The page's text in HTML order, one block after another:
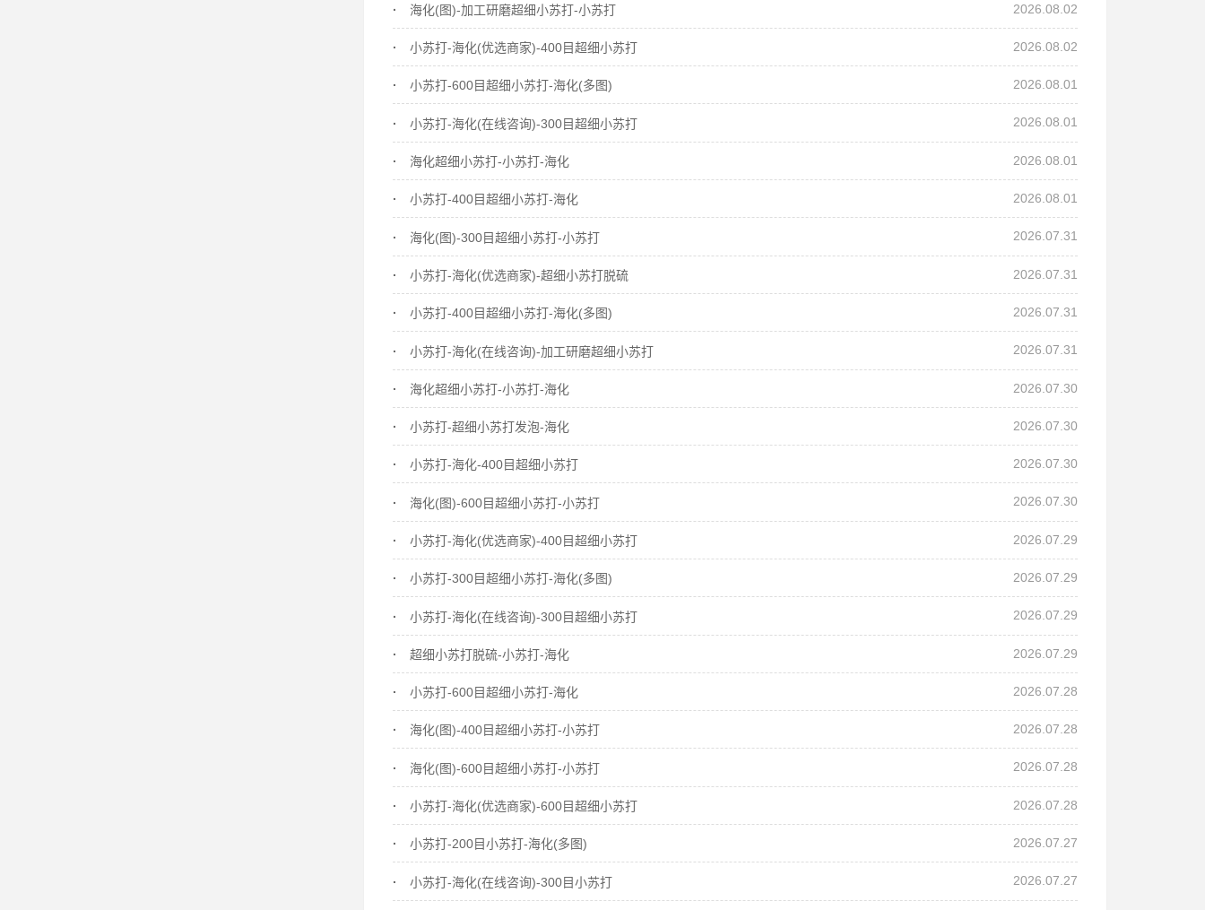
海化(图)-加工研磨超细小苏打-小苏打 2026.08.02
小苏打-海化(优选商家)-400目超细小苏打 2026.08.02
小苏打-600目超细小苏打-海化(多图) 2026.08.01
小苏打-海化(在线咨询)-300目超细小苏打 2026.08.01
海化超细小苏打-小苏打-海化 2026.08.01
小苏打-400目超细小苏打-海化 2026.08.01
海化(图)-300目超细小苏打-小苏打 2026.07.31
小苏打-海化(优选商家)-超细小苏打脱硫 2026.07.31
小苏打-400目超细小苏打-海化(多图) 2026.07.31
小苏打-海化(在线咨询)-加工研磨超细小苏打 2026.07.31
海化超细小苏打-小苏打-海化 2026.07.30
小苏打-超细小苏打发泡-海化 2026.07.30
小苏打-海化-400目超细小苏打 2026.07.30
海化(图)-600目超细小苏打-小苏打 2026.07.30
小苏打-海化(优选商家)-400目超细小苏打 2026.07.29
小苏打-300目超细小苏打-海化(多图) 2026.07.29
小苏打-海化(在线咨询)-300目超细小苏打 2026.07.29
超细小苏打脱硫-小苏打-海化 2026.07.29
小苏打-600目超细小苏打-海化 2026.07.28
海化(图)-400目超细小苏打-小苏打 2026.07.28
海化(图)-600目超细小苏打-小苏打 2026.07.28
小苏打-海化(优选商家)-600目超细小苏打 2026.07.28
小苏打-200目小苏打-海化(多图) 2026.07.27
小苏打-海化(在线咨询)-300目小苏打 2026.07.27